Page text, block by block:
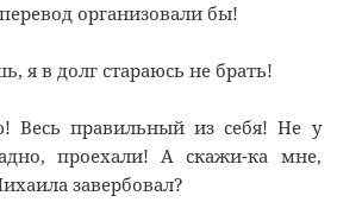
организовали бы!
я в долг стараюсь не брать!
Весь правильный из себя! Не у
проехали! А скажи-ка мне,
завербовал?